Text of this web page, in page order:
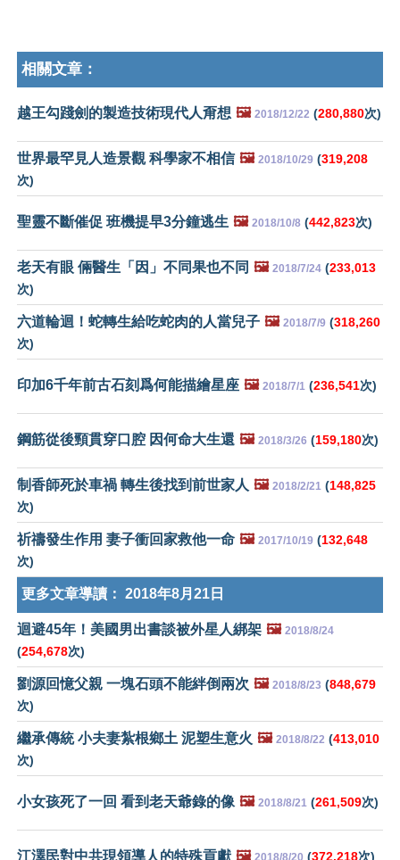
相關文章：
越王勾踐劍的製造技術現代人甭想 🖼️ 2018/12/22 (280,880次)
世界最罕見人造景觀 科學家不相信 🖼️ 2018/10/29 (319,208
次)
聖靈不斷催促 班機提早3分鐘逃生 🖼️ 2018/10/8 (442,823次)
老天有眼 倆醫生「因」不同果也不同 🖼️ 2018/7/24 (233,013
次)
六道輪迴！蛇轉生給吃蛇肉的人當兒子 🖼️ 2018/7/9 (318,260
次)
印加6千年前古石刻爲何能描繪星座 🖼️ 2018/7/1 (236,541次)
鋼筋從後頸貫穿口腔 因何命大生還 🖼️ 2018/3/26 (159,180次)
制香師死於車禍 轉生後找到前世家人 🖼️ 2018/2/21 (148,825
次)
祈禱發生作用 妻子衝回家救他一命 🖼️ 2017/10/19 (132,648
次)
更多文章導讀： 2018年8月21日
迴避45年！美國男出書談被外星人綁架 🖼️ 2018/8/24
(254,678次)
劉源回憶父親 一塊石頭不能絆倒兩次 🖼️ 2018/8/23 (848,679
次)
繼承傳統 小夫妻紮根鄉土 泥塑生意火 🖼️ 2018/8/22 (413,010
次)
小女孩死了一回 看到老天爺錄的像 🖼️ 2018/8/21 (261,509次)
江澤民對中共現領導人的特殊貢獻 🖼️ 2018/8/20 (372,218次)